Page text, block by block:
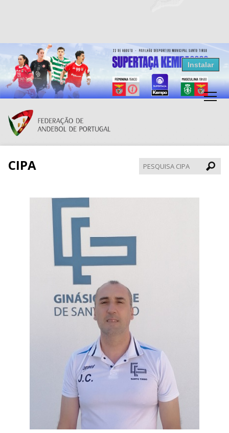
Resultados Andebol
Federação de Andebol de Portugal
Grátis - Disponivel na Play Store
Instalar
CIPA
CIPA